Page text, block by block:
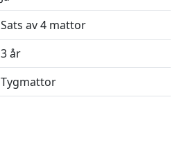
Sats av 4 mattor
3 år
Tygmattor